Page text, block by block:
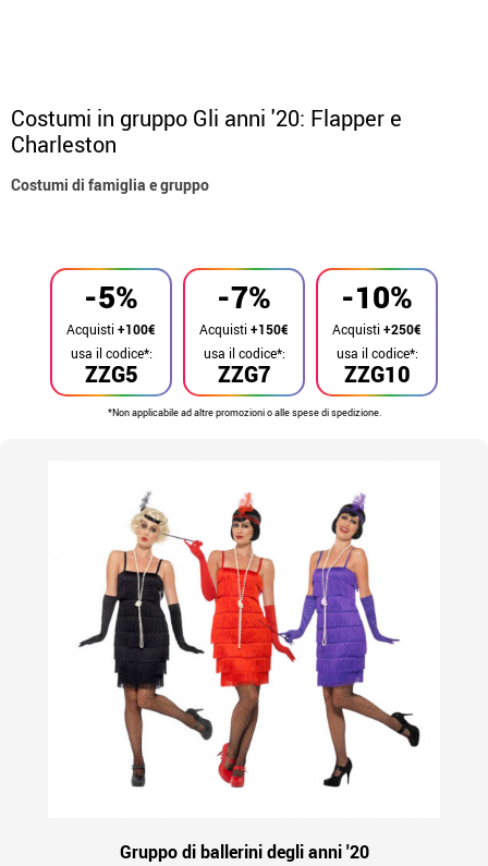
Costumi in gruppo Gli anni '20: Flapper e
Charleston
Costumi di famiglia e gruppo
-5%
Acquisti+100€
ZZG5
usa il codice*:
-7%
Acquisti+150€
ZZG7
usa il codice*:
-10%
Acquisti+250€
ZZG10
usa il codice*:
*Non applicabile ad altre promozioni o alle spese di spedizione.
Gruppo di ballerini degli anni '20